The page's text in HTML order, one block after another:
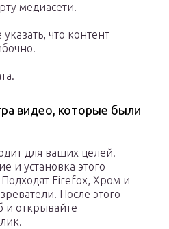
медиасети.
что контент
видео, которые были
для ваших целей.
и установка этого
Firefox, Хром и
После этого
и открывайте